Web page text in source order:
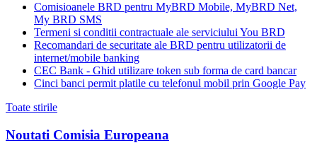
Comisioanele BRD pentru MyBRD Mobile, MyBRD Net,
My BRD SMS
Termeni si conditii contractuale ale serviciului You BRD
Recomandari de securitate ale BRD pentru utilizatorii de
internet/mobile banking
CEC Bank - Ghid utilizare token sub forma de card bancar
Cinci banci permit platile cu telefonul mobil prin Google Pay
Toate stirile
Noutati Comisia Europeana